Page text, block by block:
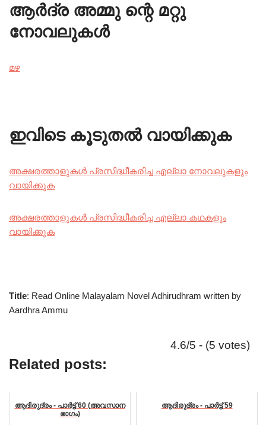
ആർദ്ര അമ്മു ന്റെ മറ്റു
നോവലുകൾ
മഴ
ഇവിടെ കൂടുതൽ വായിക്കുക
അക്ഷരത്താളുകൾ പ്രസിദ്ധീകരിച്ച എല്ലാ നോവലുകളും
വായിക്കുക
അക്ഷരത്താളുകൾ പ്രസിദ്ധീകരിച്ച എല്ലാ കഥകളും
വായിക്കുക
Title: Read Online Malayalam Novel Adhirudhram written by
Aardhra Ammu
4.6/5 - (5 votes)
Related posts:
ആദിരുദ്രം - പാർട്ട്‌ 60 (അവസാന
ഭാഗം)
ആദിരുദ്രം - പാർട്ട്‌ 59